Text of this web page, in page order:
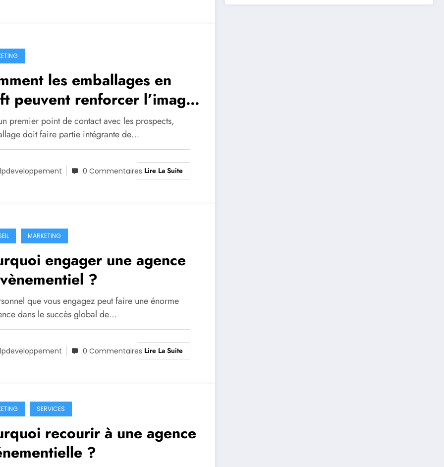
les emballages en
peuvent renforcer l’image
d’une entreprise ?
premier point de contact avec les prospects,
doit faire partie intégrante de…
0 Commentaires Lire La Suite
MARKETING
engager une agence
?
que vous engagez peut faire une énorme
dans le succès global de…
0 Commentaires Lire La Suite
SERVICES
recourir à une agence
?